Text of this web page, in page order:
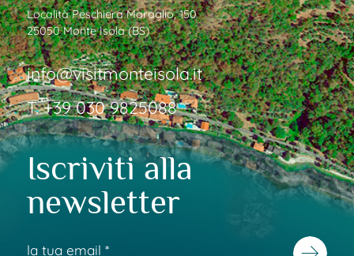
Località Peschiera Maraglio, 150
25050 Monte Isola (BS)
info@visitmonteisola.it
T.+39 030 9825088
Iscriviti alla
newsletter